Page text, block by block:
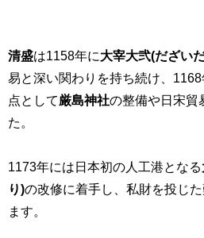
清盛は1158年に大宰大弐(だざい
易と深い関わりを持ち続け、
点として厳島神社の整備や日宋貿
た。
1173年には日本初の人工港となる
り)の改修に着手し、私財を投じ
ます。